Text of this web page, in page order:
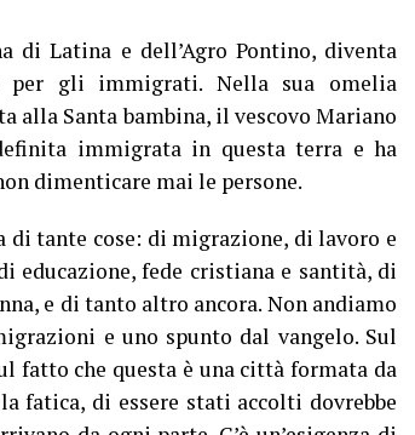
di Latina e dell’Agro Pontino, diventa
per gli immigrati. Nella sua omelia
alla Santa bambina, il vescovo Mariano
immigrata in questa terra e ha
dimenticare mai le persone.
di tante cose: di migrazione, di lavoro e
fede cristiana e santità, di
e di tanto altro ancora. Non andiamo
e uno spunto dal vangelo. Sul
che questa è una città formata da
fatica, di essere stati accolti dovrebbe